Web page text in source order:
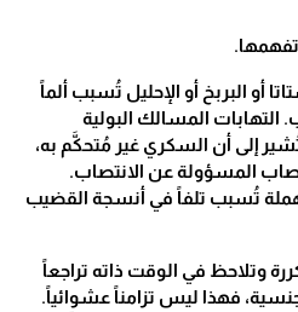
أو البربخ أو الإحليل تُسبب ألماً
التهابات المسالك البولية
إلى أن السكري غير مُتحكَّم به،
المسؤولة عن الانتصاب.
تُسبب تلفاً في أنسجة القضيب
وتلاحظ في الوقت ذاته تراجعاً
فهذا ليس تزامناً عشوائياً.